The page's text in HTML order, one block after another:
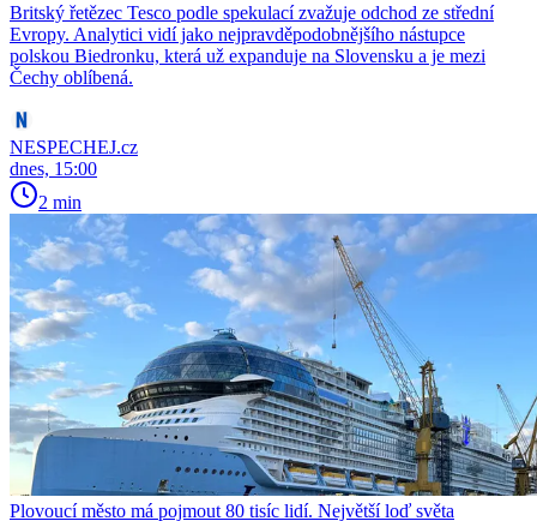
Britský řetězec Tesco podle spekulací zvažuje odchod ze střední
Evropy. Analytici vidí jako nejpravděpodobnějšího nástupce
polskou Biedronku, která už expanduje na Slovensku a je mezi
Čechy oblíbená.
NESPECHEJ.cz
dnes, 15:00
2 min
Plovoucí město má pojmout 80 tisíc lidí. Největší loď světa